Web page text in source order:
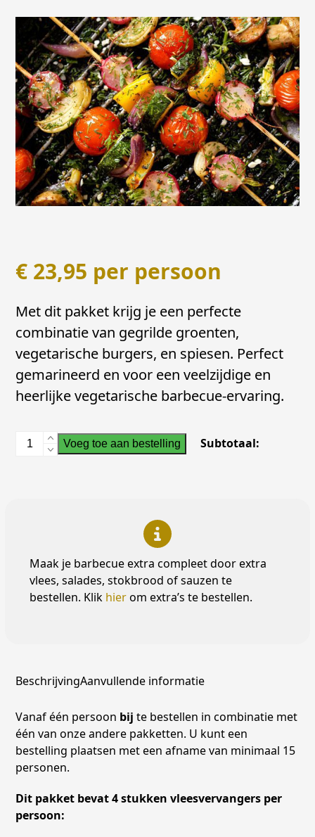
€ 23,95 per persoon
Met dit pakket krijg je een perfecte
combinatie van gegrilde groenten,
vegetarische burgers, en spiesen. Perfect
gemarineerd en voor een veelzijdige en
heerlijke vegetarische barbecue-ervaring.
Barbecuepakket
Vegetarische
Voeg toe aan bestelling Subtotaal:
Maak je barbecue extra compleet door extra
vlees, salades, stokbrood of sauzen te
bestellen. Klik hierom extra’s te bestellen.
BeschrijvingAanvullende informatie
Vanaf één persoon bij te bestellen in combinatie met
één van onze andere pakketten. U kunt een
bestelling plaatsen met een afname van minimaal 15
personen.
Dit pakket bevat 4 stukken vleesvervangers per
persoon: